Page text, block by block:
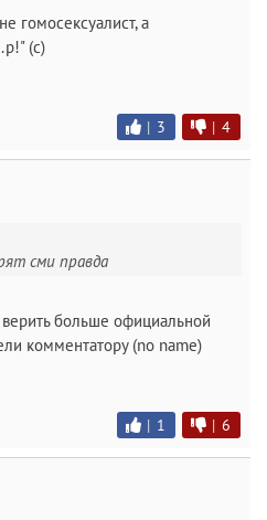
гомосексуалист, а
(с)
| 3 | 4
сми правда
больше официальной
комментатору (no name)
| 1 | 6